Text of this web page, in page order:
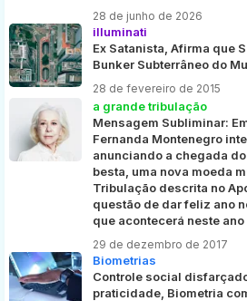
28 de junho de 2026
illuminati
Ex Satanista, Afirma que
Bunker Subterrâneo do
28 de fevereiro de 2015
a grande tribulação
Mensagem Subliminar:
Fernanda Montenegro
anunciando a chegada
besta, uma nova moeda
Tribulação descrita no
questão de dar feliz ano
que acontecerá neste ano
29 de dezembro de 2017
Biometrias
Controle social
praticidade, Biometria